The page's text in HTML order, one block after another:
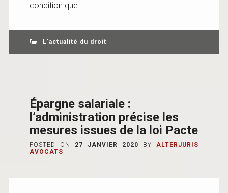
condition que...
L'actualité du droit
Épargne salariale :
l’administration précise les
mesures issues de la loi Pacte
POSTED ON 27 JANVIER 2020 BY
ALTERJURIS
AVOCATS